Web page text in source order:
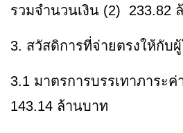
รวมจำนวนเงิน (2) 233.82
3. สวัสดิการที่จ่ายตรงให้กับ
3.1 มาตรการบรรเทาภาระ
143.14 ล้านบาท